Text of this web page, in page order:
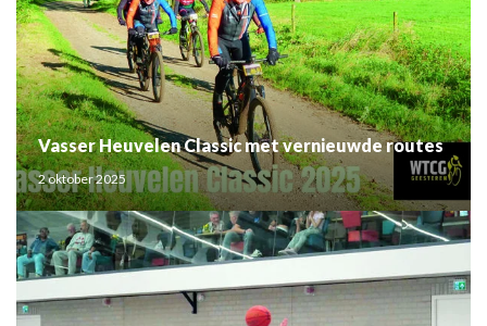
Vasser Heuvelen Classic met vernieuwde routes
2 oktober 2025